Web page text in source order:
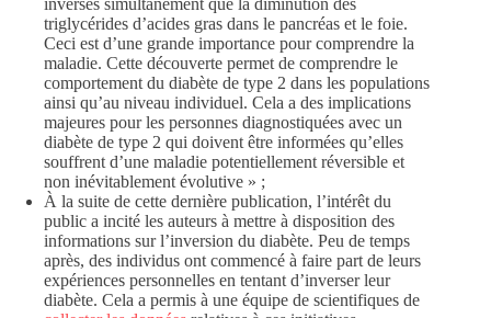
triglycérides d’acides gras dans le pancréas et le foie.
Ceci est d’une grande importance pour comprendre la
maladie. Cette découverte permet de comprendre le
comportement du diabète de type 2 dans les populations
ainsi qu’au niveau individuel. Cela a des implications
majeures pour les personnes diagnostiquées avec un
diabète de type 2 qui doivent être informées qu’elles
souffrent d’une maladie potentiellement réversible et
non inévitablement évolutive » ;
À la suite de cette dernière publication, l’intérêt du
public a incité les auteurs à mettre à disposition des
informations sur l’inversion du diabète. Peu de temps
après, des individus ont commencé à faire part de leurs
expériences personnelles en tentant d’inverser leur
diabète. Cela a permis à une équipe de scientifiques de